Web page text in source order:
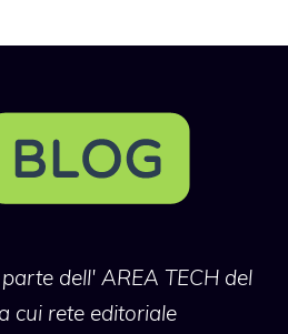
dell' AREA TECH del
cui rete editoriale